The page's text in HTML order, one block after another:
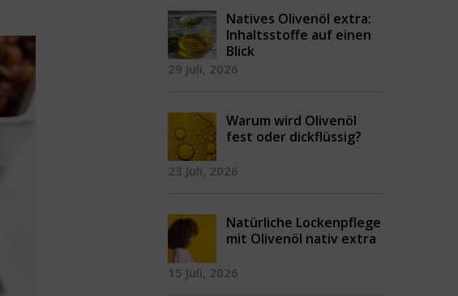
Natives Olivenöl extra:
Inhaltsstoffe auf einen
Blick
29 Juli, 2026
Warum wird Olivenöl
fest oder dickflüssig?
23 Juli, 2026
Natürliche Lockenpflege
mit Olivenöl nativ extra
15 Juli, 2026